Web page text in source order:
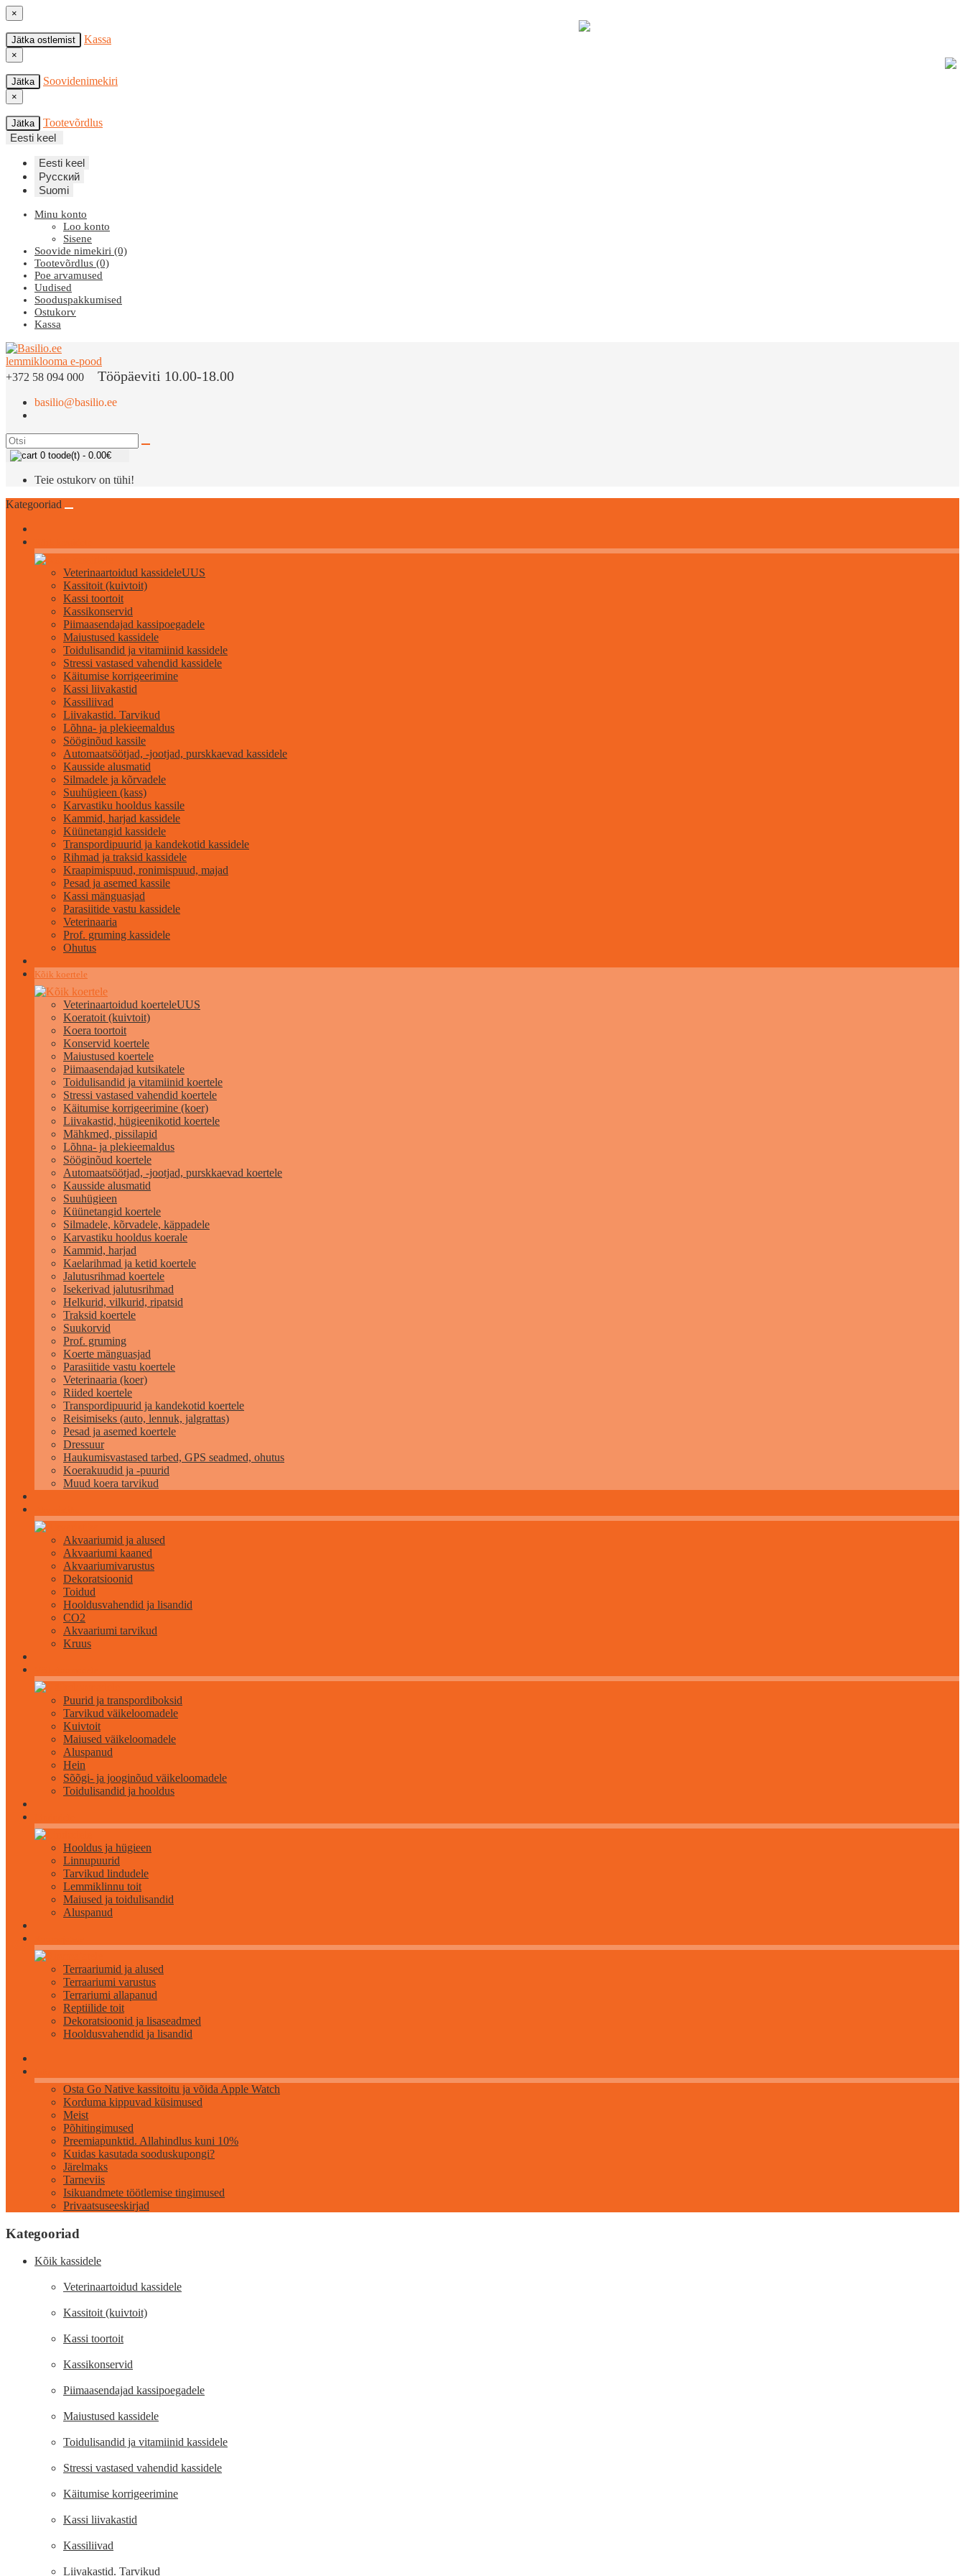
×
Jätka ostlemist Kassa
×
Jätka Soovidenimekiri
×
Jätka
Tootevõrdlus
Eesti keel
Eesti keel
Русский
Suomi
Minu konto
Loo konto
Sisene
Soovide nimekiri (0)
Tootevõrdlus (0)
Poe arvamused
Uudised
Sooduspakkumised
Ostukorv
Kassa
+372 58 094 000 Tööpäeviti 10.00-18.00
basilio@basilio.ee
0 toode(t) - 0.00€
Teie ostukorv on tühi!
Kategooriad
Veterinaartoidud kassideleUUS
Kassitoit (kuivtoit)
Kassi toortoit
Kassikonservid
Piimaasendajad kassipoegadele
Maiustused kassidele
Toidulisandid ja vitamiinid kassidele
Stressi vastased vahendid kassidele
Käitumise korrigeerimine
Kassi liivakastid
Kassiliivad
Liivakastid. Tarvikud
Lõhna- ja plekieemaldus
Sööginõud kassile
Automaatsöötjad, -jootjad, purskkaevad kassidele
Kausside alusmatid
Silmadele ja kõrvadele
Suuhügieen (kass)
Karvastiku hooldus kassile
Kammid, harjad kassidele
Küünetangid kassidele
Transpordipuurid ja kandekotid kassidele
Rihmad ja traksid kassidele
Kraapimispuud, ronimispuud, majad
Pesad ja asemed kassile
Kassi mänguasjad
Parasiitide vastu kassidele
Veterinaaria
Prof. gruming kassidele
Ohutus
Kõik koertele
Veterinaartoidud koerteleUUS
Koeratoit (kuivtoit)
Koera toortoit
Konservid koertele
Maiustused koertele
Piimaasendajad kutsikatele
Toidulisandid ja vitamiinid koertele
Stressi vastased vahendid koertele
Käitumise korrigeerimine (koer)
Liivakastid, hügieenikotid koertele
Mähkmed, pissilapid
Lõhna- ja plekieemaldus
Sööginõud koertele
Automaatsöötjad, -jootjad, purskkaevad koertele
Kausside alusmatid
Suuhügieen
Küünetangid koertele
Silmadele, kõrvadele, käppadele
Karvastiku hooldus koerale
Kammid, harjad
Kaelarihmad ja ketid koertele
Jalutusrihmad koertele
Isekerivad jalutusrihmad
Helkurid, vilkurid, ripatsid
Traksid koertele
Suukorvid
Prof. gruming
Koerte mänguasjad
Parasiitide vastu koertele
Veterinaaria (koer)
Riided koertele
Transpordipuurid ja kandekotid koertele
Reisimiseks (auto, lennuk, jalgrattas)
Pesad ja asemed koertele
Dressuur
Haukumisvastased tarbed, GPS seadmed, ohutus
Koerakuudid ja -puurid
Muud koera tarvikud
Akvaariumid ja alused
Akvaariumi kaaned
Akvaariumivarustus
Dekoratsioonid
Toidud
Hooldusvahendid ja lisandid
CO2
Akvaariumi tarvikud
Kruus
Puurid ja transpordiboksid
Tarvikud väikeloomadele
Kuivtoit
Maiused väikeloomadele
Aluspanud
Hein
Sõõgi- ja jooginõud väikeloomadele
Toidulisandid ja hooldus
Hooldus ja hügieen
Linnupuurid
Tarvikud lindudele
Lemmiklinnu toit
Maiused ja toidulisandid
Aluspanud
Terraariumid ja alused
Terraariumi varustus
Terrariumi allapanud
Reptiilide toit
Dekoratsioonid ja lisaseadmed
Hooldusvahendid ja lisandid
Osta Go Native kassitoitu ja võida Apple Watch
Korduma kippuvad küsimused
Meist
Põhitingimused
Preemiapunktid. Allahindlus kuni 10%
Kuidas kasutada sooduskupongi?
Järelmaks
Tarneviis
Isikuandmete töötlemise tingimused
Privaatsuseeskirjad
Kategooriad
Kõik kassidele
Veterinaartoidud kassidele
Kassitoit (kuivtoit)
Kassi toortoit
Kassikonservid
Piimaasendajad kassipoegadele
Maiustused kassidele
Toidulisandid ja vitamiinid kassidele
Stressi vastased vahendid kassidele
Käitumise korrigeerimine
Kassi liivakastid
Kassiliivad
Liivakastid. Tarvikud